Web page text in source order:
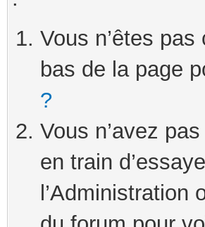
Vous n’êtes
bas de la page
?
Vous n’avez
en train